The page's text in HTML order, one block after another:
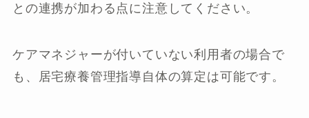
との連携が加わる点に注意してください。
ケアマネジャーが付いていない利用者の場合で
も、居宅療養管理指導自体の算定は可能です。